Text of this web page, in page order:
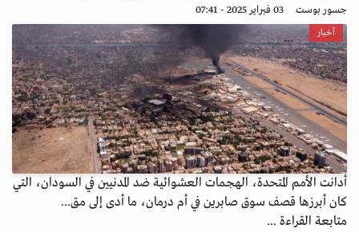
جسور بوست 03 فبراير 2025 - 07:41
أخبار
أدانت الأمم المتحدة، الهجمات العشوائية ضد المدنيين في السودان، التي
كان أبرزها قصف سوق صابرين في أم درمان، ما أدى إلى مق...
متابعة القراءة ...